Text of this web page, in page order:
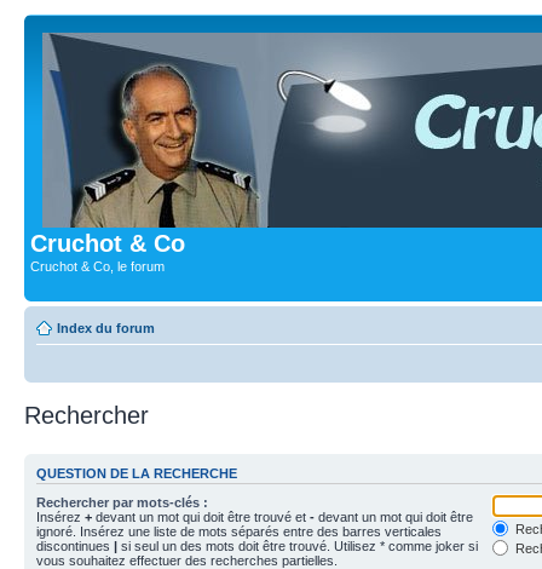
Cruchot & Co
Cruchot & Co, le forum
Index du forum
Rechercher
QUESTION DE LA RECHERCHE
Rechercher par mots-clés :
Insérez + devant un mot qui doit être trouvé et - devant un mot qui doit être
ignoré. Insérez une liste de mots séparés entre des barres verticales
discontinues | si seul un des mots doit être trouvé. Utilisez * comme joker si
vous souhaitez effectuer des recherches partielles.